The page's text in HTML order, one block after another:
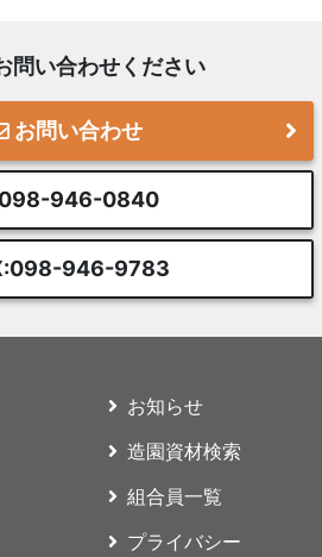
問い合わせください
お問い合わせ
098-946-0840
946-9783
お知らせ
造園資材検索
組合員一覧
プライバシー